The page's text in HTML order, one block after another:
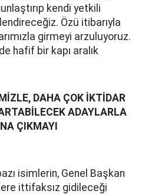
kendi yetkili
Özü itibarıyla
girmeyi arzuluyoruz.
hafif bir kapı aralık
DAHA ÇOK İKTİDAR
ADAYLARLA
ÇIKMAYI
isimlerin, Genel Başkan
ittifaksız gidileceği